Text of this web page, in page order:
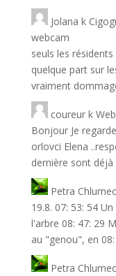
Jolana k
webcam
seuls les
quelque part sur
vraiment
coureurk
Bonjour Je
orlovci Elena
dernière sont déjà
Petra
19.8. 07: 53: 54
l'arbre 08: 47: 29
au "genou", en
Petra